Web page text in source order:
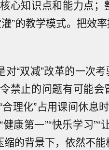
心知识点和能力点
”的教学模式。把效
对“双减”改革的一次
禁止的问题有可能
理化”占用课间休息
康第一”“快乐学习”“
的背景下，依然不能